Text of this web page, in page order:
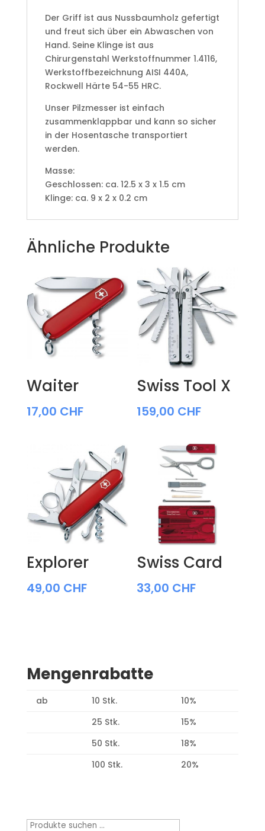
Der Griff ist aus Nussbaumholz gefertigt
und freut sich über ein Abwaschen von
Hand. Seine Klinge ist aus
Chirurgenstahl Werkstoffnummer 1.4116,
Werkstoffbezeichnung AISI 440A,
Rockwell Härte 54-55 HRC.
Unser Pilzmesser ist einfach
zusammenklappbar und kann so sicher
in der Hosentasche transportiert
werden.
Masse:
Geschlossen: ca. 12.5 x 3 x 1.5 cm
Klinge: ca. 9 x 2 x 0.2 cm
Ähnliche Produkte
Waiter
17,00 CHF
Swiss Tool X
159,00 CHF
Explorer
49,00 CHF
Swiss Card
33,00 CHF
Mengenrabatte
ab 10 Stk.
10%
25 Stk.
15%
50 Stk.
18%
100 Stk.
20%
Suchen